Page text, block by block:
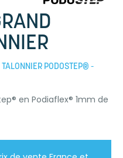
PODOSTEP® -
en Podiaflex® 1mm de